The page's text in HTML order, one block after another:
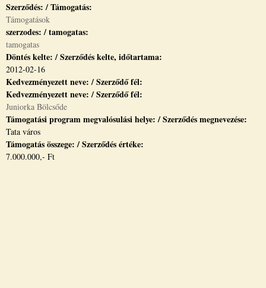
Szerződés: / Támogatás:
Támogatások
szerzodes: / tamogatas:
tamogatas
Döntés kelte: / Szerződés kelte, időtartama:
2012-02-16
Kedvezményezett neve: / Szerződő fél:
Kedvezményezett neve: / Szerződő fél:
Juniorka Bölcsőde
Támogatási program megvalósulási helye: / Szerződés megnevezése:
Tata város
Támogatás összege: / Szerződés értéke:
7.000.000,- Ft